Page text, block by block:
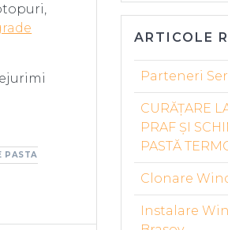
PASTA
ARTICOLE
Parteneri
CURĂȚARE
PRAF ȘI
PASTĂ
Clonare
Instalare